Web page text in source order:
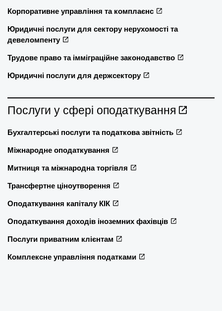
Корпоративне управління та комплаєнс
Юридичні послуги для сектору нерухомості та
девеломпенту
Трудове право та імміграційне законодавство
Юридичні послуги для держсектору
Послуги у сфері оподаткування
Бухгалтерські послуги та податкова звітність
Міжнародне оподаткування
Митниця та міжнародна торгівля
Трансфертне ціноутворення
Оподаткування капіталу КІК
Оподаткування доходів іноземних фахівців
Послуги приватним клієнтам
Комплексне управління податками